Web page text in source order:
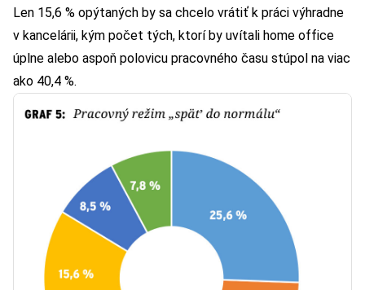
Len 15,6 % opýtaných by sa chcelo vrátiť k práci výhradne
v kancelárii, kým počet tých, ktorí by uvítali home office
úplne alebo aspoň polovicu pracovného času stúpol na viac
ako 40,4 %.